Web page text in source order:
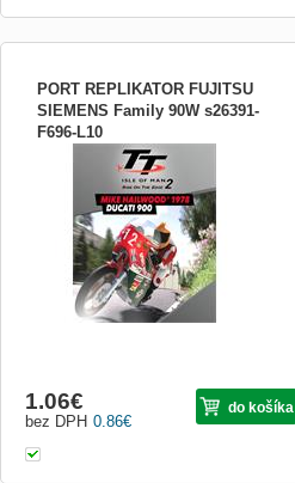
PORT REPLIKATOR FUJITSU
SIEMENS Family 90W s26391-
F696-L10
Elektronická licence určená pro platformu
Steam Tento obsah vyžaduje ke hraní
vlastnictví základní hry TT Isle of Man:
Ride on the Edge 2 ve službě Steam. Jako
automobilový i motocyklový závodníkje
Mike v rodném Spojeném království
známý jako jeden z n...
0.86€
bez DPH
1.06€ do košíka